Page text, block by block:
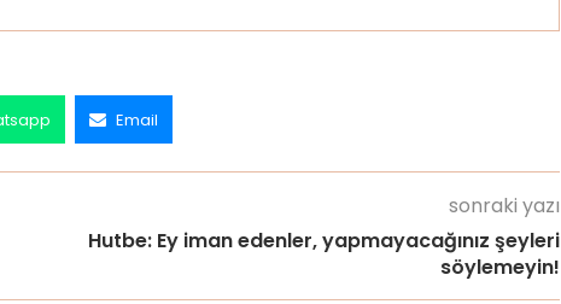
Email
sonraki yazı
Hutbe: Ey iman edenler, yapmayacağınız şeyleri
söylemeyin!